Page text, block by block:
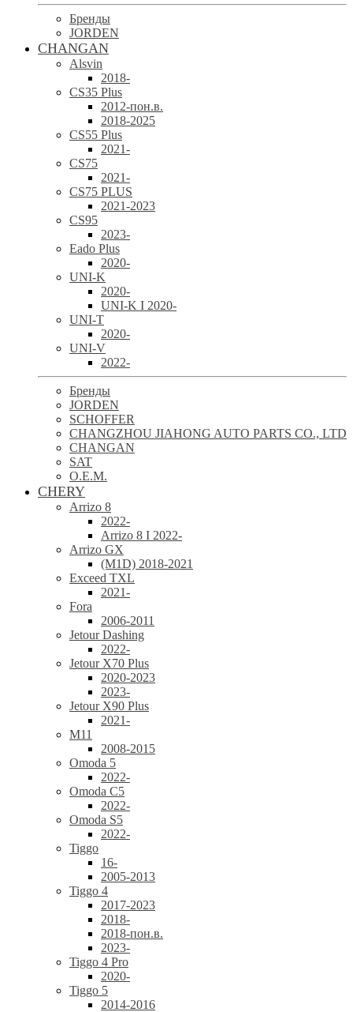
Бренды
JORDEN
CHANGAN
Alsvin
2018-
CS35 Plus
2012-пон.в.
2018-2025
CS55 Plus
2021-
CS75
2021-
CS75 PLUS
2021-2023
CS95
2023-
Eado Plus
2020-
UNI-K
2020-
UNI-K I 2020-
UNI-T
2020-
UNI-V
2022-
Бренды
JORDEN
SCHOFFER
CHANGZHOU JIAHONG AUTO PARTS CO., LTD
CHANGAN
SAT
O.E.M.
CHERY
Arrizo 8
2022-
Arrizo 8 I 2022-
Arrizo GX
(M1D) 2018-2021
Exceed TXL
2021-
Fora
2006-2011
Jetour Dashing
2022-
Jetour X70 Plus
2020-2023
2023-
Jetour X90 Plus
2021-
M11
2008-2015
Omoda 5
2022-
Omoda C5
2022-
Omoda S5
2022-
Tiggo
16-
2005-2013
Tiggo 4
2017-2023
2018-
2018-пон.в.
2023-
Tiggo 4 Pro
2020-
Tiggo 5
2014-2016